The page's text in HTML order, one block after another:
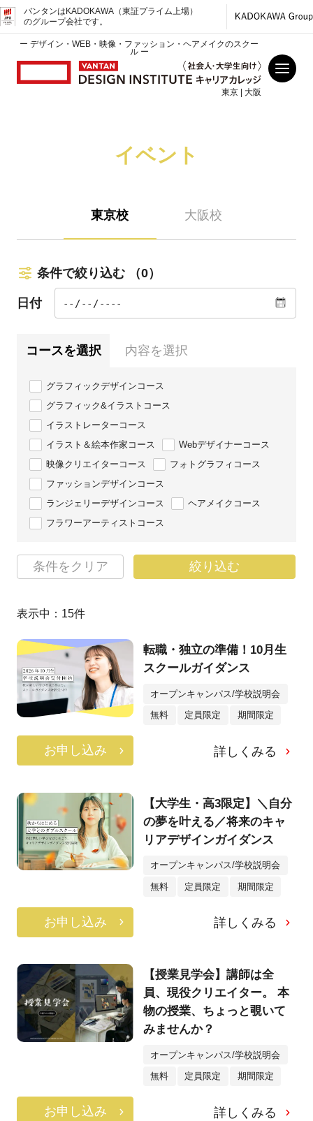
バンタンはKADOKAWA（東証プライム上場）
のグループ会社です。
ー デザイン・WEB・映像・ファッション・ヘアメイクのスクー
ル ー
東京 | 大阪
イベント
東京校 大阪校
条件で絞り込む （0）
日付
コースを選択 内容を選択
グラフィックデザインコース
グラフィック&イラストコース
イラストレーターコース
イラスト＆絵本作家コース
Webデザイナーコース
映像クリエイターコース
フォトグラフィコース
ファッションデザインコース
ランジェリーデザインコース
ヘアメイクコース
フラワーアーティストコース
条件をクリア 絞り込む
表示中： 15件
転職・独立の準備！10月生
スクールガイダンス
オープンキャンパス/学校説明会
無料 定員限定 期間限定
お申し込み 詳しくみる
【大学生・高3限定】＼自分
の夢を叶える／将来のキャ
リアデザインガイダンス
オープンキャンパス/学校説明会
無料 定員限定 期間限定
お申し込み 詳しくみる
【授業見学会】講師は全
員、現役クリエイター。 本
物の授業、ちょっと覗いて
みませんか？
オープンキャンパス/学校説明会
無料 定員限定 期間限定
お申し込み 詳しくみる